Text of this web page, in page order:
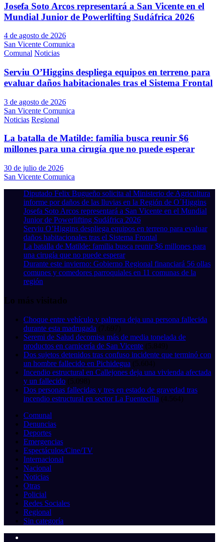
Josefa Soto Arcos representará a San Vicente en el
Mundial Junior de Powerlifting Sudáfrica 2026
4 de agosto de 2026
San Vicente Comunica
Comunal Noticias
Serviu O’Higgins despliega equipos en terreno para
evaluar daños habitacionales tras el Sistema Frontal
3 de agosto de 2026
San Vicente Comunica
Noticias Regional
La batalla de Matilde: familia busca reunir $6
millones para una cirugía que no puede esperar
30 de julio de 2026
San Vicente Comunica
Diputado Felix Bugueño solicita al Ministerio de Agricultura
informe por daños de las lluvias en la Región de O´Higgins
Josefa Soto Arcos representará a San Vicente en el Mundial
Junior de Powerlifting Sudáfrica 2026
Serviu O’Higgins despliega equipos en terreno para evaluar
daños habitacionales tras el Sistema Frontal
La batalla de Matilde: familia busca reunir $6 millones para
una cirugía que no puede esperar
Durante este invierno: Gobierno Regional financiará 56 ollas
comunes y comedores parroquiales en 11 comunas de la
región
Lo más visitado
Choque entre vehículo y palmera deja una persona fallecida
durante esta madrugada (7.697)
Seremi de Salud decomisa más de media tonelada de
productos en carnicería de San Vicente (5.849)
Dos sujetos detenidos tras confuso incidente que terminó con
un hombre fallecido en Pichidegua (5.604)
Incendio estructural en Callejones deja una vivienda afectada
y un fallecido (5.098)
Dos personas fallecidas y tres en estado de gravedad tras
incendio estructural en sector La Fuentecilla (4.564)
Comunal
Denuncias
Deportes
Emergencias
Espectáculos/Cine/TV
Internacional
Nacional
Noticias
Otras
Policial
Redes Sociales
Regional
Sin categoría